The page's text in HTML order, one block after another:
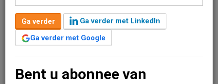
Sandra Lissenberg
7 september 2020 om 16:22
6 jaar geleden aangepast
2 minuten leestijd
Het Nederlands Register Vastgoed Taxateurs (NRVT)
taxatierapport Wonen. Woningtaxateurs gaan vanaf 1
Ga verder
Ga verder met LinkedIn
Ga verder met Google
Bent u abonnee van